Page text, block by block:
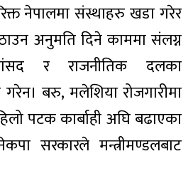
नेपालमा संस्थाहरु खडा गरेर
अनुमति दिने काममा संलग्न
र राजनीतिक दलका
गरेन। बरु, मलेशिया रोजगारीमा
पटक कार्बाही अघि बढाएका
नेकपा सरकारले मन्त्रीमण्डलबाट